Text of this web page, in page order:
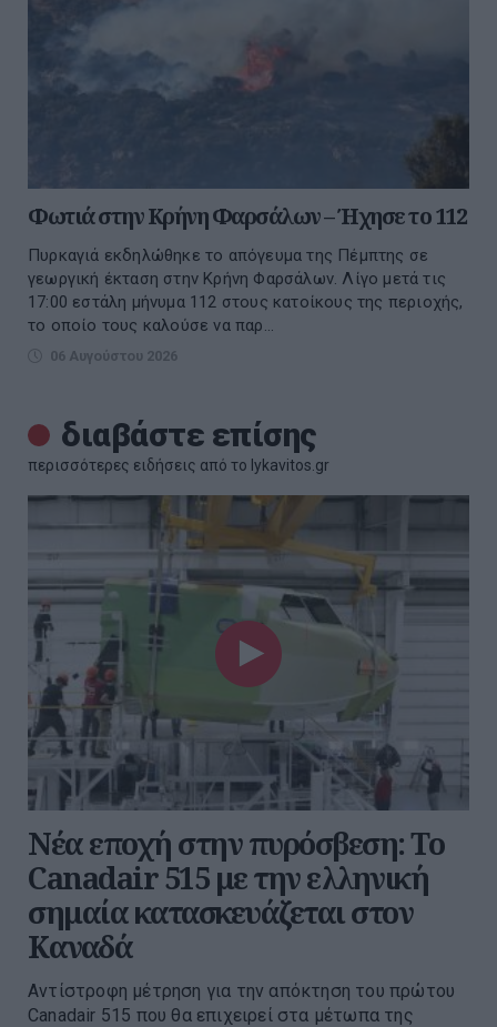
Φωτιά στην Κρήνη Φαρσάλων – Ήχησε το 112
Πυρκαγιά εκδηλώθηκε το απόγευμα της Πέμπτης σε
γεωργική έκταση στην Κρήνη Φαρσάλων. Λίγο μετά τις
17:00 εστάλη μήνυμα 112 στους κατοίκους της περιοχής,
το οποίο τους καλούσε να παρ...
06 Αυγούστου 2026
διαβάστε επίσης
περισσότερες ειδήσεις από το lykavitos.gr
Νέα εποχή στην πυρόσβεση: Το
Canadair 515 με την ελληνική
σημαία κατασκευάζεται στον
Καναδά
Αντίστροφη μέτρηση για την απόκτηση του πρώτου
Canadair 515 που θα επιχειρεί στα μέτωπα της